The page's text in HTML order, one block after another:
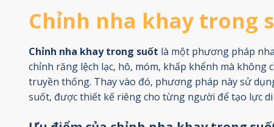
Chỉnh nha khay trong
Chỉnh nha khay trong suốt là một phương pháp
chỉnh răng lệch lạc, hô, móm, khấp khểnh mà không
truyền thống. Thay vào đó, phương pháp này sử
suốt, được thiết kế riêng cho từng người để tạo lực